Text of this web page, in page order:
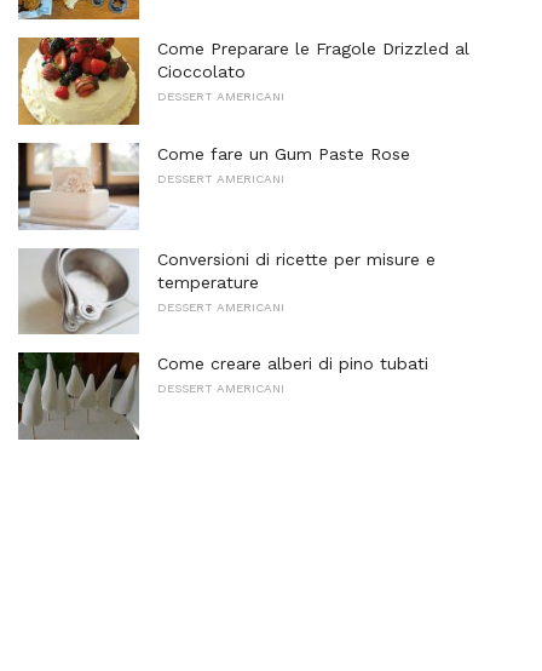
Come Preparare le Fragole Drizzled al
Cioccolato
DESSERT AMERICANI
Come fare un Gum Paste Rose
DESSERT AMERICANI
Conversioni di ricette per misure e
temperature
DESSERT AMERICANI
Come creare alberi di pino tubati
DESSERT AMERICANI